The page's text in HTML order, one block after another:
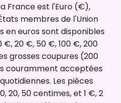
France est l'Euro (€),
membres de l'Union
en euros sont disponibles
€, 20 €, 50 €, 100 €, 200
grosses coupures (200
couramment acceptées
Les pièces
20, 50 centimes, et 1 €, 2